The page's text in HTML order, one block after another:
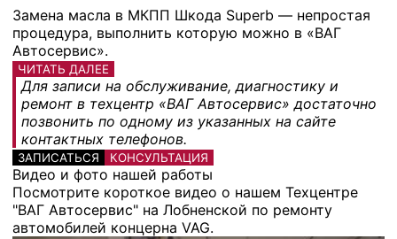
Замена масла в МКПП Шкода Superb — непростая
процедура, выполнить которую можно в «ВАГ
Автосервис».
ЧИТАТЬ ДАЛЕЕ
Для записи на обслуживание, диагностику и
ремонт в техцентр «ВАГ Автосервис» достаточно
позвонить по одному из указанных на сайте
контактных телефонов.
ЗАПИСАТЬСЯ КОНСУЛЬТАЦИЯ
Видео и фото нашей работы
Посмотрите короткое видео о нашем Техцентре
"ВАГ Автосервис" на Лобненской по ремонту
автомобилей концерна VAG.